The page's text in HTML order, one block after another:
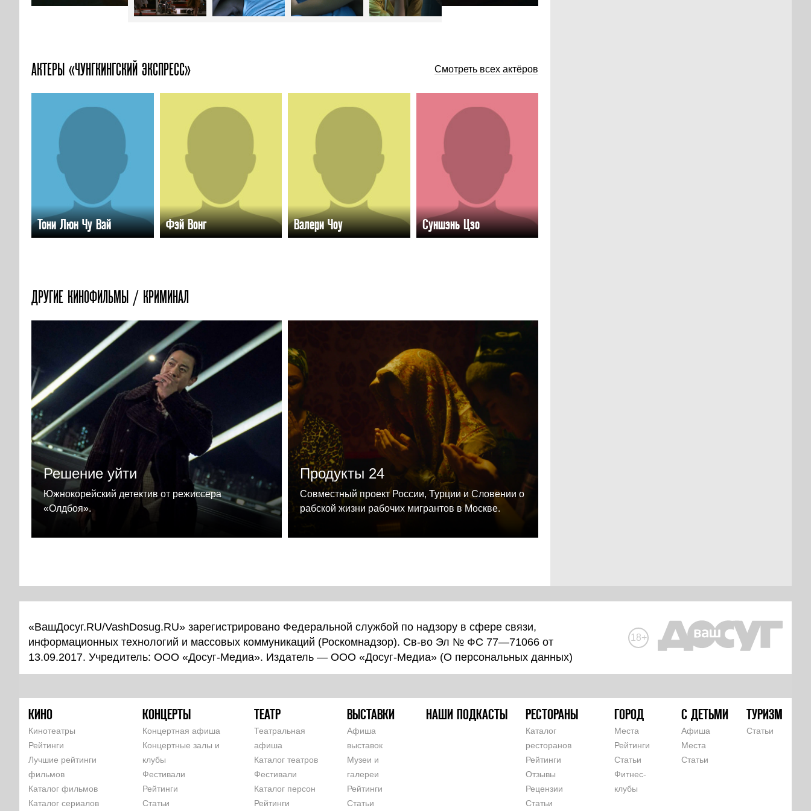
АКТЕРЫ «ЧУНГКИНГСКИЙ ЭКСПРЕСС» Смотреть всех актёров
Тони Люн Чу Вай Фэй Вонг Валери Чоу Суншэнь Цзо
ДРУГИЕ КИНОФИЛЬМЫ / КРИМИНАЛ
Решение уйти
Южнокорейский детектив от режиссера
«Олдбоя».
Продукты 24
Совместный проект России, Турции и Словении о
рабской жизни рабочих мигрантов в Москве.
«ВашДосуг.RU/VashDosug.RU» зарегистрировано Федеральной службой по надзору в сфере связи,
информационных технологий и массовых коммуникаций (Роскомнадзор). Св-во Эл № ФС 77—71066 от
13.09.2017. Учредитель: ООО «Досуг-Медиа». Издатель — ООО «Досуг-Медиа» (О персональных данных)
18+
КИНО
Кинотеатры
Рейтинги
Лучшие рейтинги
фильмов
Каталог фильмов
Каталог сериалов
КОНЦЕРТЫ
Концертная афиша
Концертные залы и
клубы
Фестивали
Рейтинги
Статьи
ТЕАТР
Театральная
афиша
Каталог театров
Фестивали
Каталог персон
Рейтинги
ВЫСТАВКИ
Афиша
выставок
Музеи и
галереи
Рейтинги
Статьи
НАШИ ПОДКАСТЫ РЕСТОРАНЫ
Каталог
ресторанов
Рейтинги
Отзывы
Рецензии
Статьи
ГОРОД
Места
Рейтинги
Статьи
Фитнес-
клубы
С ДЕТЬМИ
Афиша
Места
Статьи
ТУРИЗМ
Статьи